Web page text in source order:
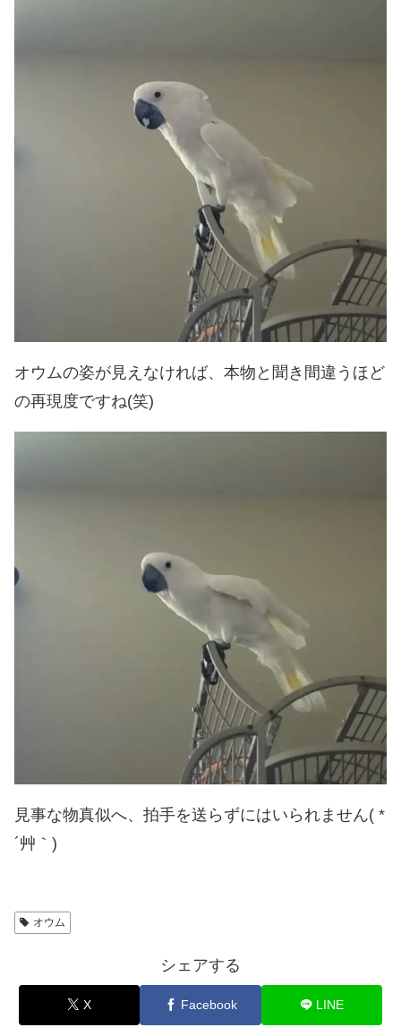
オウムの姿が見えなければ、本物と聞き間違うほど
の再現度ですね(笑)
見事な物真似へ、拍手を送らずにはいられません( *
´艸｀)
オウム
シェアする
X Facebook LINE